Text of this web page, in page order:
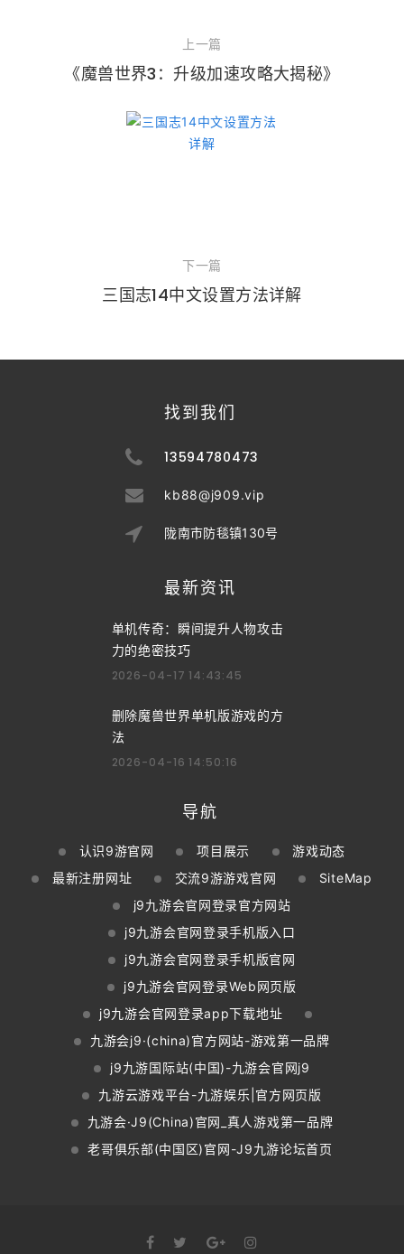
上一篇
《魔兽世界3：升级加速攻略大揭秘》
下一篇
三国志14中文设置方法详解
找到我们
13594780473
kb88@j909.vip
陇南市防毯镇130号
最新资讯
单机传奇：瞬间提升人物攻击
力的绝密技巧
2026-04-17 14:43:45
删除魔兽世界单机版游戏的方
法
2026-04-16 14:50:16
导航
认识9游官网 项目展示
游戏动态
最新注册网址
交流9游游戏官网
SiteMap
j9九游会官网登录官方网站
j9九游会官网登录手机版入口
j9九游会官网登录手机版官网
j9九游会官网登录Web网页版
j9九游会官网登录app下载地址
九游会j9·(china)官方网站-游戏第一品牌
j9九游国际站(中国)-九游会官网j9
九游云游戏平台-九游娱乐|官方网页版
九游会·J9(China)官网_真人游戏第一品牌
老哥俱乐部(中国区)官网-J9九游论坛首页